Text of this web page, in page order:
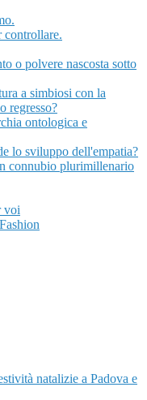
controllare.
o polvere nascosta sotto
a simbiosi con la
regresso?
ontologica e
lo sviluppo dell'empatia?
connubio plurimillenario
voi
natalizie a Padova e